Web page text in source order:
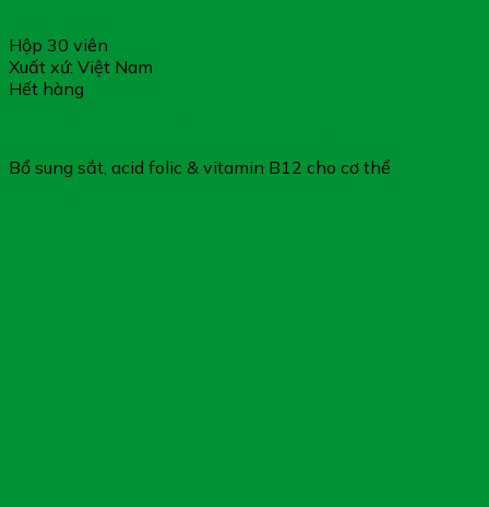
Hộp 30 viên
Xuất xứ: Việt Nam
Hết hàng
Bổ sung sắt, acid folic & vitamin B12 cho cơ thể